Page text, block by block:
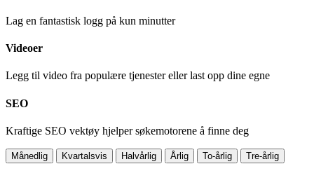
Lag en fantastisk logg på kun minutter
Videoer
Legg til video fra populære tjenester eller last opp dine egne
SEO
Kraftige SEO vektøy hjelper søkemotorene å finne deg
Månedlig Kvartalsvis Halvårlig Årlig To-årlig Tre-årlig